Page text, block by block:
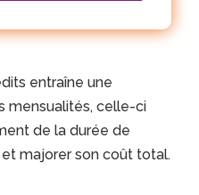
entraîne une
mensualités, celle-ci
de la durée de
majorer son coût total.